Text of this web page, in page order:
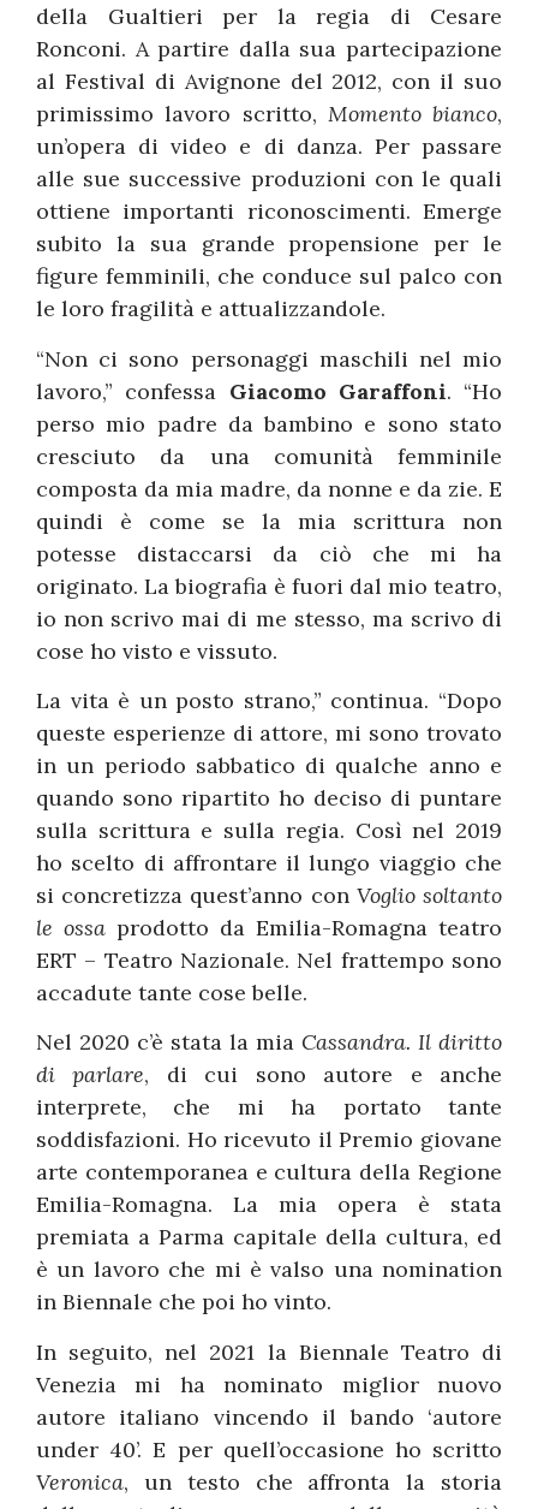
della Gualtieri per la regia di Cesare
Ronconi. A partire dalla sua partecipazione
al Festival di Avignone del 2012, con il suo
primissimo lavoro scritto, Momento bianco,
un’opera di video e di danza. Per passare
alle sue successive produzioni con le quali
ottiene importanti riconoscimenti. Emerge
subito la sua grande propensione per le
figure femminili, che conduce sul palco con
le loro fragilità e attualizzandole.
“Non ci sono personaggi maschili nel mio
lavoro,” confessa Giacomo Garaffoni. “Ho
perso mio padre da bambino e sono stato
cresciuto da una comunità femminile
composta da mia madre, da nonne e da zie. E
quindi è come se la mia scrittura non
potesse distaccarsi da ciò che mi ha
originato. La biografia è fuori dal mio teatro,
io non scrivo mai di me stesso, ma scrivo di
cose ho visto e vissuto.
La vita è un posto strano,” continua. “Dopo
queste esperienze di attore, mi sono trovato
in un periodo sabbatico di qualche anno e
quando sono ripartito ho deciso di puntare
sulla scrittura e sulla regia. Così nel 2019
ho scelto di affrontare il lungo viaggio che
si concretizza quest’anno con Voglio soltanto
le ossa prodotto da Emilia-Romagna teatro
ERT – Teatro Nazionale. Nel frattempo sono
accadute tante cose belle.
Nel 2020 c’è stata la mia Cassandra. Il diritto
di parlare, di cui sono autore e anche
interprete, che mi ha portato tante
soddisfazioni. Ho ricevuto il Premio giovane
arte contemporanea e cultura della Regione
Emilia-Romagna. La mia opera è stata
premiata a Parma capitale della cultura, ed
è un lavoro che mi è valso una nomination
in Biennale che poi ho vinto.
In seguito, nel 2021 la Biennale Teatro di
Venezia mi ha nominato miglior nuovo
autore italiano vincendo il bando ‘autore
under 40’. E per quell’occasione ho scritto
Veronica, un testo che affronta la storia